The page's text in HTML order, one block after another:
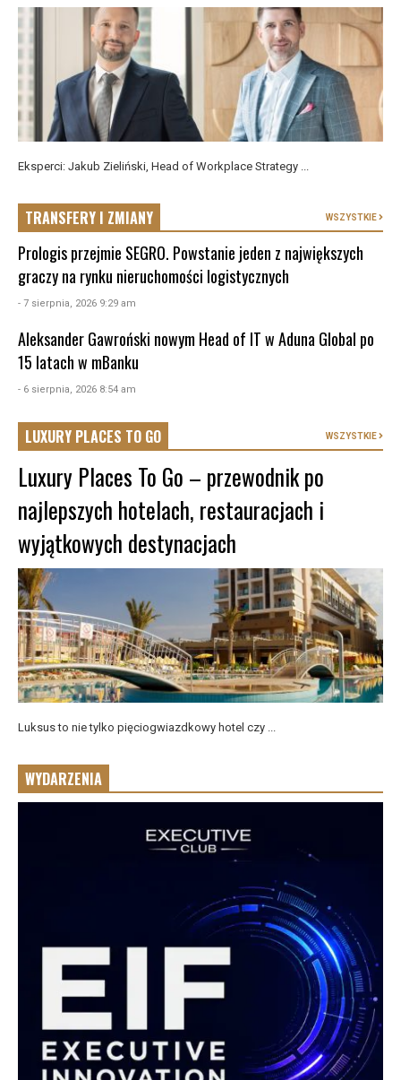
Eksperci: Jakub Zieliński, Head of Workplace Strategy ...
TRANSFERY I ZMIANY WSZYSTKIE
Prologis przejmie SEGRO. Powstanie jeden z największych
graczy na rynku nieruchomości logistycznych
- 7 sierpnia, 2026 9:29 am
Aleksander Gawroński nowym Head of IT w Aduna Global po
15 latach w mBanku
- 6 sierpnia, 2026 8:54 am
LUXURY PLACES TO GO WSZYSTKIE
Luxury Places To Go – przewodnik po
najlepszych hotelach, restauracjach i
wyjątkowych destynacjach
Luksus to nie tylko pięciogwiazdkowy hotel czy ...
WYDARZENIA